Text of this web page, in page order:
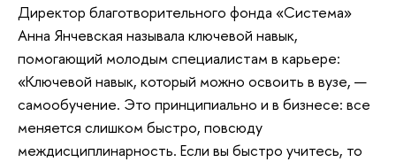
Директор благотворительного фонда «Система»
Анна Янчевская называла ключевой навык,
помогающий молодым специалистам в карьере:
«Ключевой навык, который можно освоить в вузе, —
самообучение. Это принципиально и в бизнесе: все
меняется слишком быстро, повсюду
междисциплинарность. Если вы быстро учитесь, то